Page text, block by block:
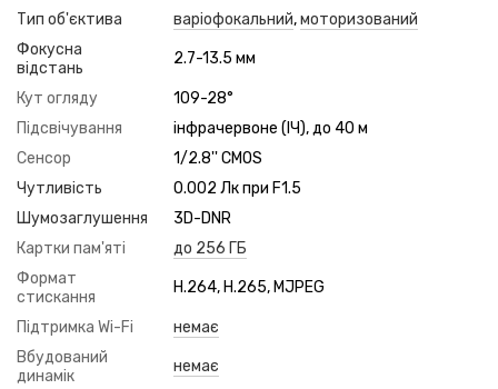
Тип об'єктива варіофокальний,моторизований
Фокусна
відстань
2.7-13.5 мм
Кут огляду
109-28°
Підсвічування
інфрачервоне (ІЧ), до 40 м
Сенсор
1/2.8'' CMOS
Чутливість
0.002 Лк при F1.5
Шумозаглушення
3D-DNR
Картки пам'яті
до 256 ГБ
Формат
стискання
H.264, H.265, MJPEG
Підтримка Wi-Fi
немає
Вбудований
динамік
немає